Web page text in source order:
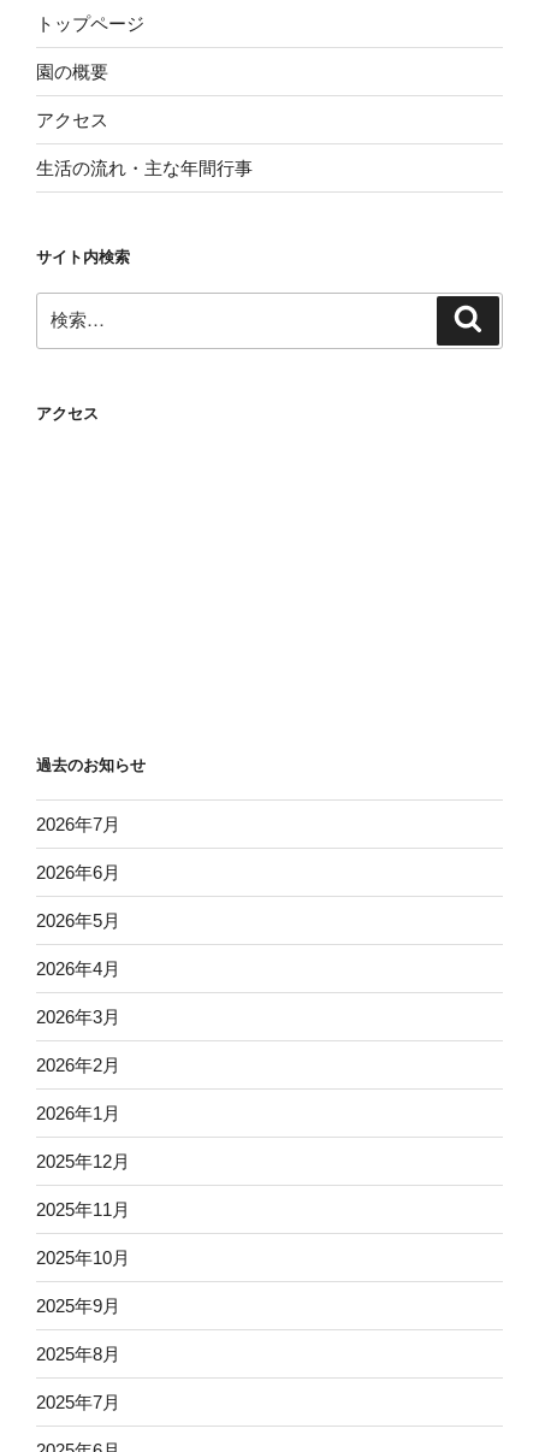
トップページ
園の概要
アクセス
生活の流れ・主な年間行事
サイト内検索
検
索:
アクセス
過去のお知らせ
2026年7月
2026年6月
2026年5月
2026年4月
2026年3月
2026年2月
2026年1月
2025年12月
2025年11月
2025年10月
2025年9月
2025年8月
2025年7月